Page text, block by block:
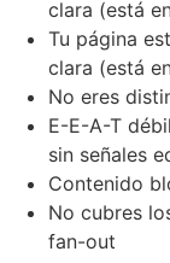
clara (está
Tu página
clara (está
No eres
E-E-A-T
sin señales
Contenido
No cubres
fan-out